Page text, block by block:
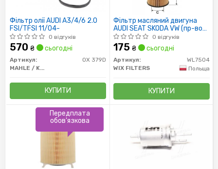
Фільтр олії AUDI A3/4/6 2.0
FSI/TFSI 11/04-
0 відгуків
570 ₴ сьогодні
Артикул:
OX 379D
MAHLE / KNECHT
КУПИТИ
Фільтр масляний двигуна
AUDI SEAT SKODA VW (пр-во
WIX-Filtron)
0 відгуків
175 ₴ сьогодні
Артикул:
WL7504
WIX FILTERS
Польща
КУПИТИ
Передплата
обов'язкова